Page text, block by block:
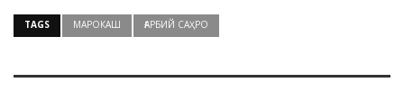
TAGS МАРОКАШ ҒАРБИЙ САҲРО